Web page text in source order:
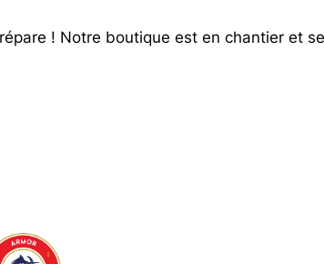
! Notre boutique est en chantier et